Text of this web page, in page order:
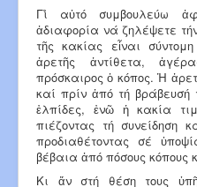
Γι̉ αὐτό συμβουλεύω
ἀδιαφορία νά ζηλέψετε
τῆς κακίας εἶναι
ἀρετῆς ἀντίθετα,
πρόσκαιρος ὁ κόπος. Ἡ
καί πρίν ἀπό τή βράβευσή
ἐλπίδες, ἐνῶ ἡ κακία
πιέζοντας τή συνείδηση
προδιαθέτοντας σέ
βέβαια ἀπό πόσους κόπους
Κι ἄν στή θέση τους